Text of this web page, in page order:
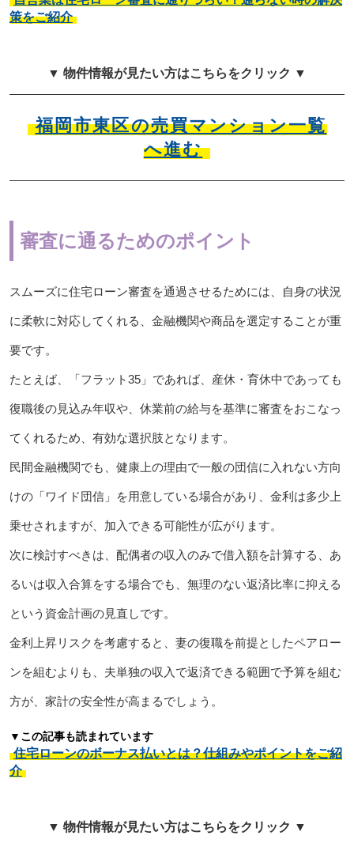
策をご紹介
▼ 物件情報が見たい方はこちらをクリック ▼
福岡市東区の売買マンション一覧
へ進む
審査に通るためのポイント
スムーズに住宅ローン審査を通過させるためには、自身の状況
に柔軟に対応してくれる、金融機関や商品を選定することが重
要です。
たとえば、「フラット35」であれば、産休・育休中であっても
復職後の見込み年収や、休業前の給与を基準に審査をおこなっ
てくれるため、有効な選択肢となります。
民間金融機関でも、健康上の理由で一般の団信に入れない方向
けの「ワイド団信」を用意している場合があり、金利は多少上
乗せされますが、加入できる可能性が広がります。
次に検討すべきは、配偶者の収入のみで借入額を計算する、あ
るいは収入合算をする場合でも、無理のない返済比率に抑える
という資金計画の見直しです。
金利上昇リスクを考慮すると、妻の復職を前提としたペアロー
ンを組むよりも、夫単独の収入で返済できる範囲で予算を組む
方が、家計の安全性が高まるでしょう。
▼この記事も読まれています
住宅ローンのボーナス払いとは？仕組みやポイントをご紹
介
▼ 物件情報が見たい方はこちらをクリック ▼